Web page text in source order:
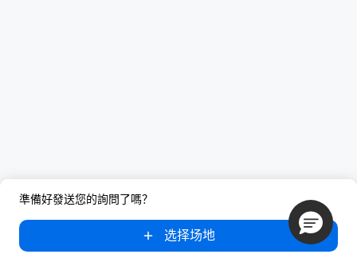
準備好發送您的詢問了嗎？
选择场地